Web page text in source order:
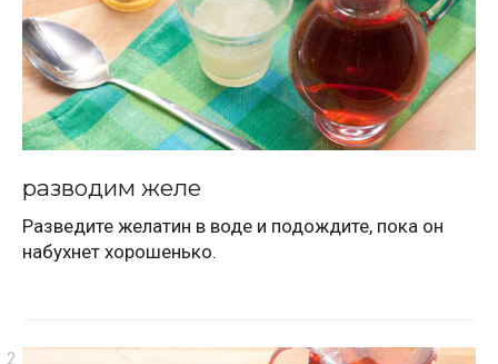
разводим желе
Разведите желатин в воде и подождите, пока он
набухнет хорошенько.